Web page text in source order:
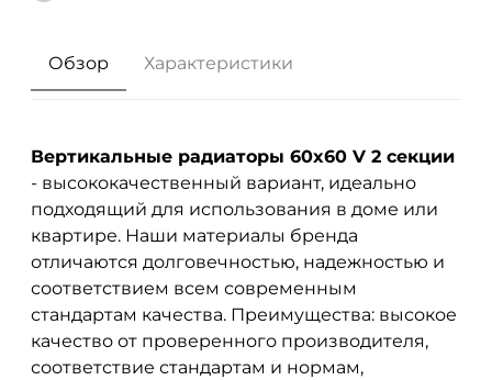
Обзор Характеристики
Вертикальные радиаторы 60x60 V 2 секции
- высококачественный вариант, идеально
подходящий для использования в доме или
квартире. Наши материалы бренда
отличаются долговечностью, надежностью и
соответствием всем современным
стандартам качества. Преимущества: высокое
качество от проверенного производителя,
соответствие стандартам и нормам,